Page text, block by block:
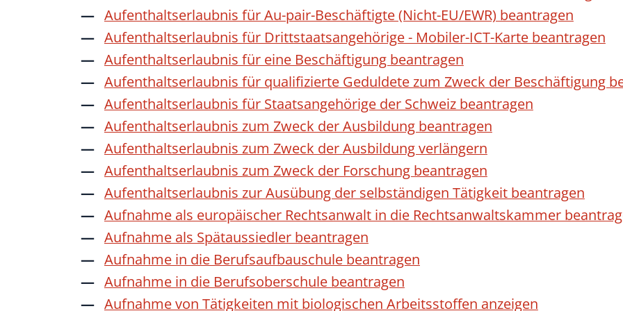
Aufenthaltserlaubnis für Au-pair-Beschäftigte (Nicht-EU/EWR) beantragen
Aufenthaltserlaubnis für Drittstaatsangehörige - Mobiler-ICT-Karte beantragen
Aufenthaltserlaubnis für eine Beschäftigung beantragen
Aufenthaltserlaubnis für qualifizierte Geduldete zum Zweck der Beschäftigung
Aufenthaltserlaubnis für Staatsangehörige der Schweiz beantragen
Aufenthaltserlaubnis zum Zweck der Ausbildung beantragen
Aufenthaltserlaubnis zum Zweck der Ausbildung verlängern
Aufenthaltserlaubnis zum Zweck der Forschung beantragen
Aufenthaltserlaubnis zur Ausübung der selbständigen Tätigkeit beantragen
Aufnahme als europäischer Rechtsanwalt in die Rechtsanwaltskammer
Aufnahme als Spätaussiedler beantragen
Aufnahme in die Berufsaufbauschule beantragen
Aufnahme in die Berufsoberschule beantragen
Aufnahme von Tätigkeiten mit biologischen Arbeitsstoffen anzeigen